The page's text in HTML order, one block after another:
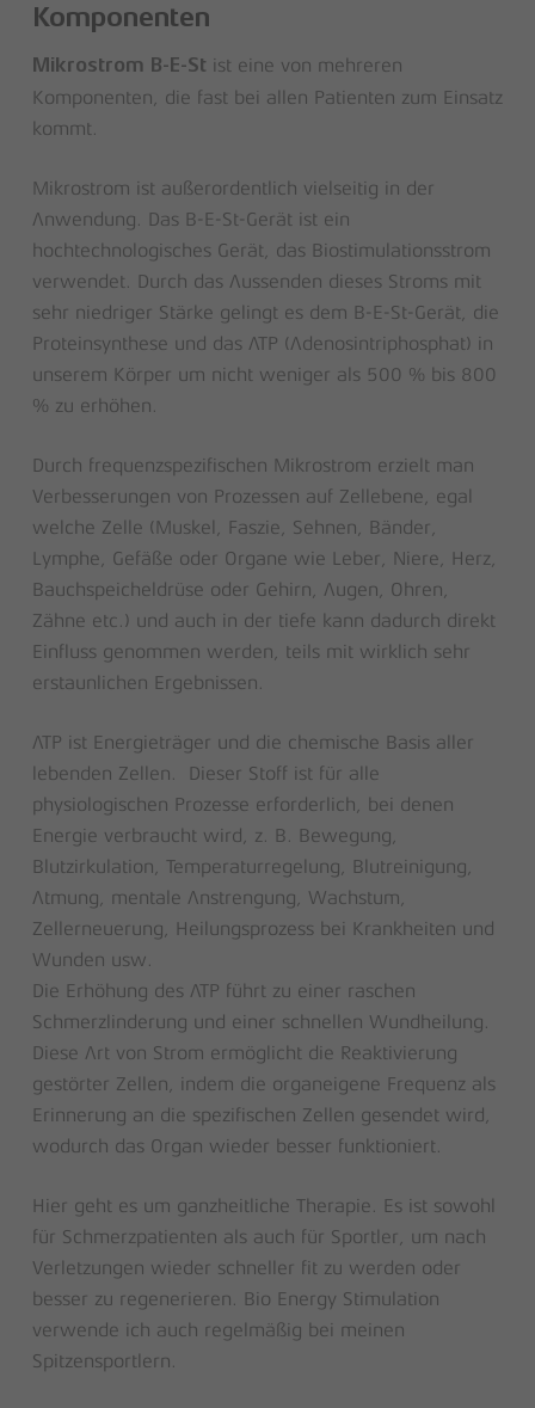
Komponenten
Mikrostrom B-E-St ist eine von mehreren
Komponenten, die fast bei allen Patienten zum Einsatz
kommt.
Mikrostrom ist außerordentlich vielseitig in der
Anwendung. Das B-E-St-Gerät ist ein
hochtechnologisches Gerät, das Biostimulationsstrom
verwendet. Durch das Aussenden dieses Stroms mit
sehr niedriger Stärke gelingt es dem B-E-St-Gerät, die
Proteinsynthese und das ATP (Adenosintriphosphat) in
unserem Körper um nicht weniger als 500 % bis 800
% zu erhöhen.
Durch frequenzspezifischen Mikrostrom erzielt man
Verbesserungen von Prozessen auf Zellebene, egal
welche Zelle (Muskel, Faszie, Sehnen, Bänder,
Lymphe, Gefäße oder Organe wie Leber, Niere, Herz,
Bauchspeicheldrüse oder Gehirn, Augen, Ohren,
Zähne etc.) und auch in der tiefe kann dadurch direkt
Einfluss genommen werden, teils mit wirklich sehr
erstaunlichen Ergebnissen.
ATP ist Energieträger und die chemische Basis aller
lebenden Zellen. Dieser Stoff ist für alle
physiologischen Prozesse erforderlich, bei denen
Energie verbraucht wird, z. B. Bewegung,
Blutzirkulation, Temperaturregelung, Blutreinigung,
Atmung, mentale Anstrengung, Wachstum,
Zellerneuerung, Heilungsprozess bei Krankheiten und
Wunden usw.
Die Erhöhung des ATP führt zu einer raschen
Schmerzlinderung und einer schnellen Wundheilung.
Diese Art von Strom ermöglicht die Reaktivierung
gestörter Zellen, indem die organeigene Frequenz als
Erinnerung an die spezifischen Zellen gesendet wird,
wodurch das Organ wieder besser funktioniert.
Hier geht es um ganzheitliche Therapie. Es ist sowohl
für Schmerzpatienten als auch für Sportler, um nach
Verletzungen wieder schneller fit zu werden oder
besser zu regenerieren. Bio Energy Stimulation
verwende ich auch regelmäßig bei meinen
Spitzensportlern.